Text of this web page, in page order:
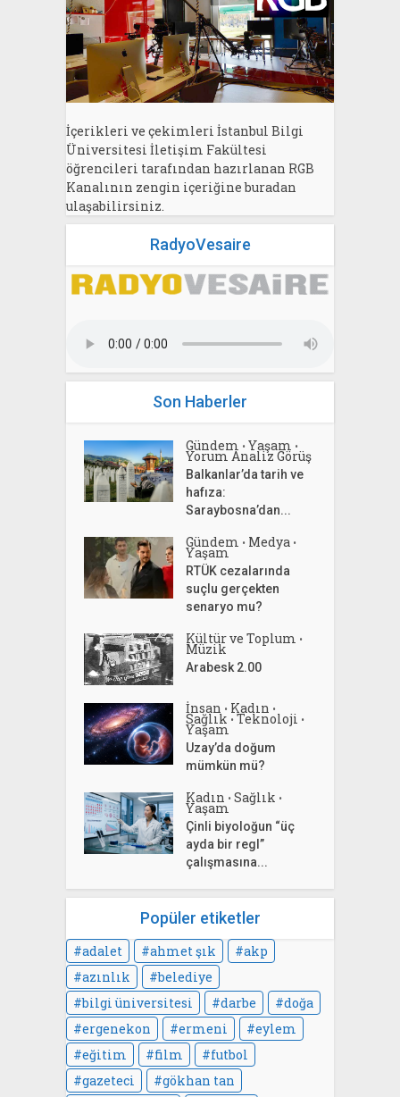
İçerikleri ve çekimleri İstanbul Bilgi
Üniversitesi İletişim Fakültesi
öğrencileri tarafından hazırlanan RGB
Kanalının zengin içeriğine buradan
ulaşabilirsiniz.
RadyoVesaire
Son Haberler
Gündem • Yaşam •
Yorum Analiz Görüş
Balkanlar’da tarih ve
hafıza:
Saraybosna’dan...
Gündem • Medya •
Yaşam
RTÜK cezalarında
suçlu gerçekten
senaryo mu?
Kültür ve Toplum •
Müzik
Arabesk 2.00
İnsan • Kadın •
Sağlık • Teknoloji •
Yaşam
Uzay’da doğum
mümkün mü?
Kadın • Sağlık •
Yaşam
Çinli biyoloğun “üç
ayda bir regl”
çalışmasına...
Popüler etiketler
adalet ahmet şık
akp
azınlık
belediye
bilgi üniversitesi
darbe
doğa
ergenekon
ermeni
eylem
eğitim
film
futbol
gazeteci
gökhan tan